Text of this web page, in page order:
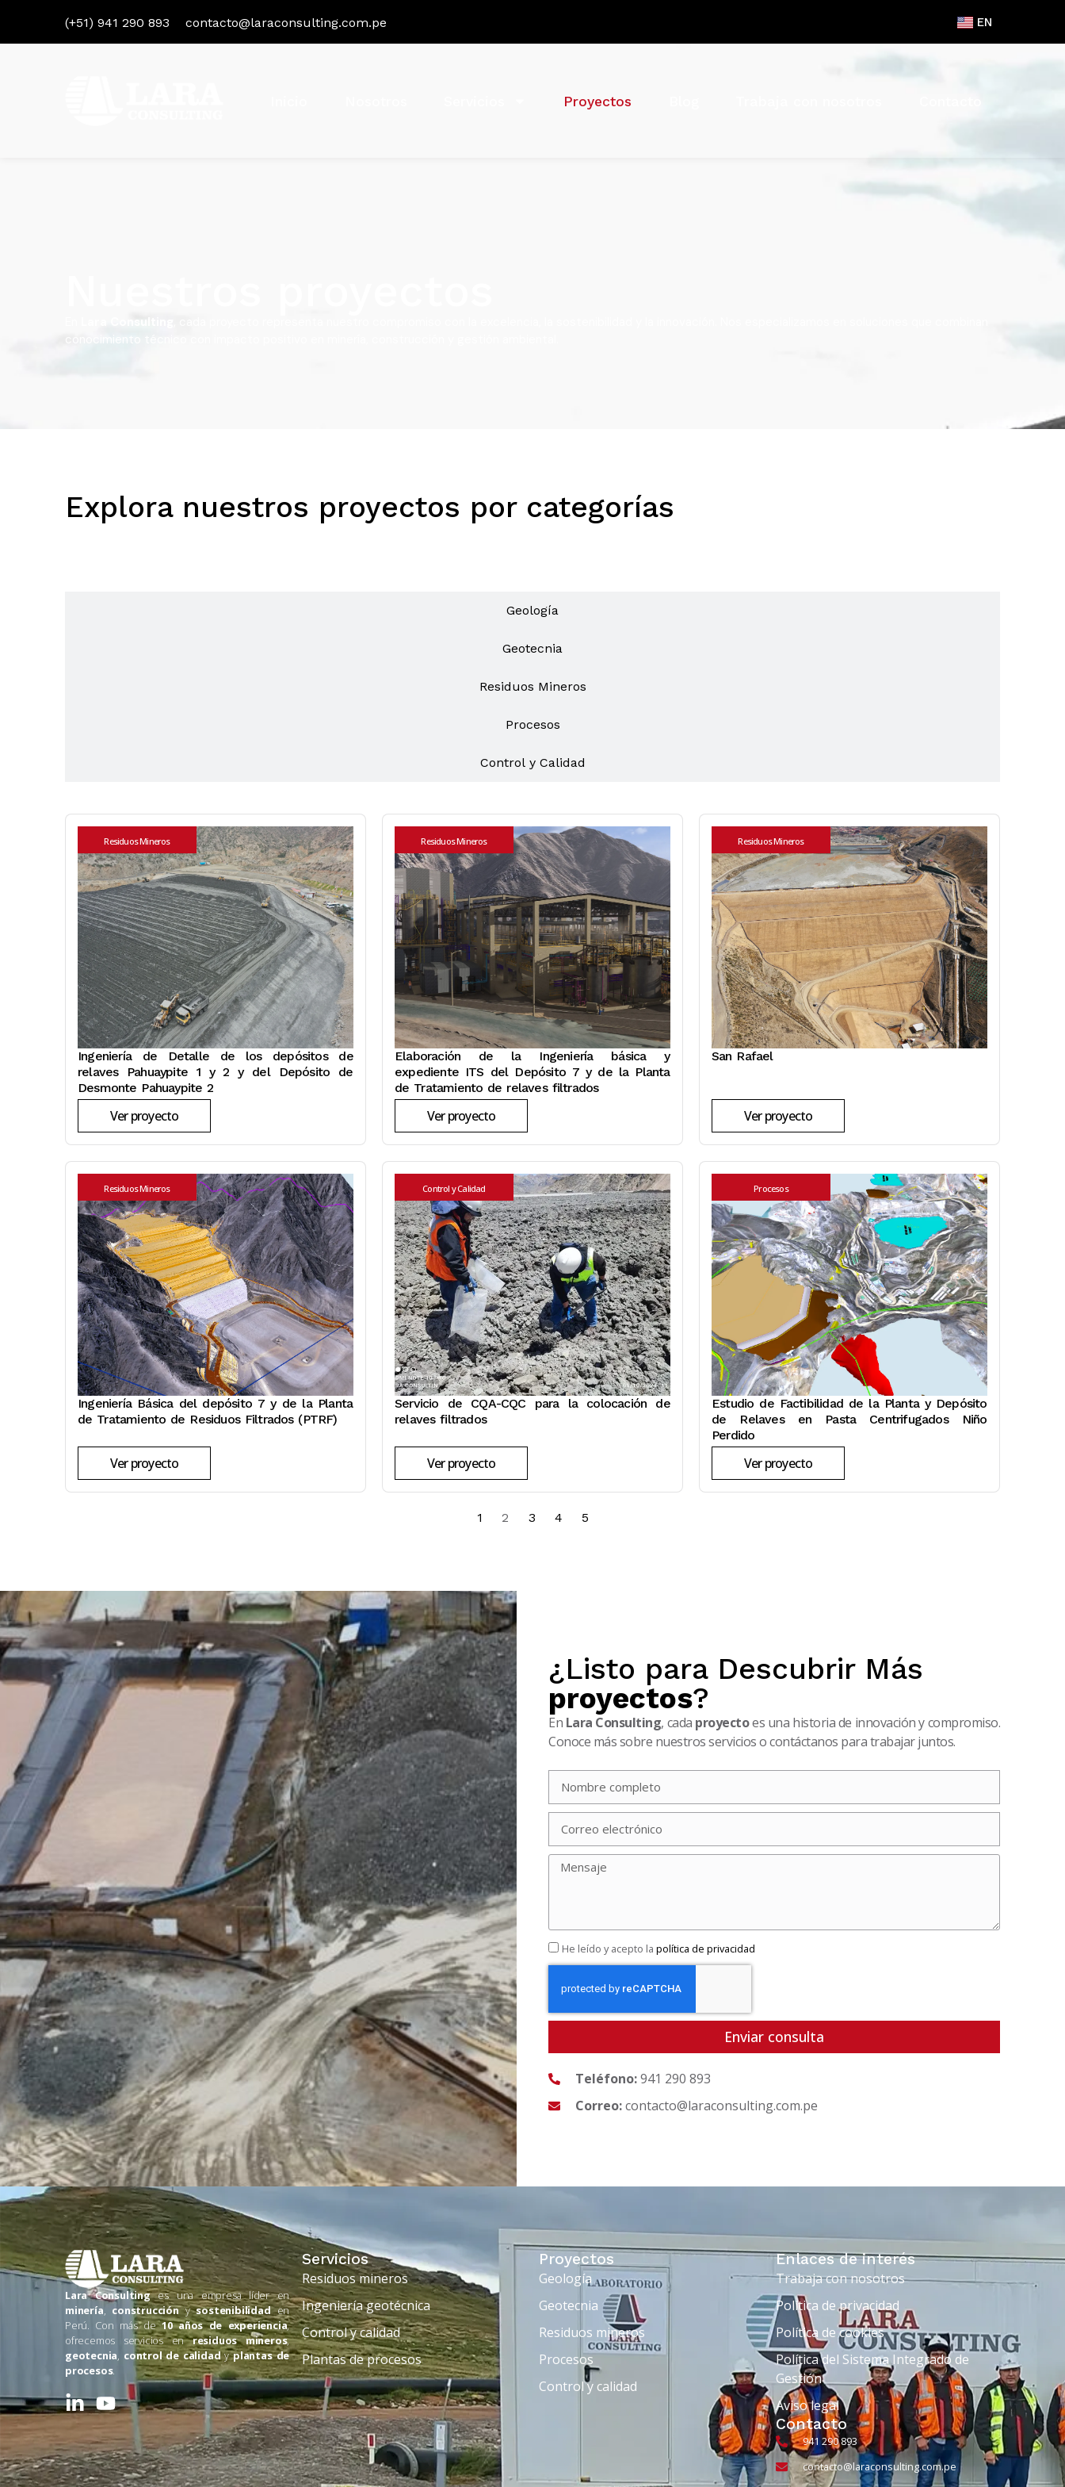
(+51) 941 290 893 contacto@laraconsulting.com.pe EN
Proyectos
Lara Consulting
conocimiento técnico con impacto positivo en minería, construcción y gestión ambiental.
Explora nuestros proyectos por categorías
Geología
Geotecnia
Residuos Mineros
Procesos
Control y Calidad
Residuos Mineros
Ingeniería de Detalle de los depósitos de
relaves Pahuaypite 1 y 2 y del Depósito de
Desmonte Pahuaypite 2
Ver proyecto
Residuos Mineros
Elaboración de la Ingeniería básica y
expediente ITS del Depósito 7 y de la Planta
de Tratamiento de relaves filtrados
Ver proyecto
Residuos Mineros
San Rafael
Ver proyecto
Residuos Mineros
Ingeniería Básica del depósito 7 y de la Planta
de Tratamiento de Residuos Filtrados (PTRF)
Ver proyecto
Control y Calidad
Servicio de CQA-CQC para la colocación de
relaves filtrados
Ver proyecto
Procesos
Estudio de Factibilidad de la Planta y Depósito
de Relaves en Pasta Centrifugados Niño
Perdido
Ver proyecto
1 2 3 4 5
¿Listo para Descubrir Más
proyectos?
En Lara Consulting, cada proyectoes una historia de innovación y compromiso.
Conoce más sobre nuestros servicios o contáctanos para trabajar juntos.
He leído y acepto la política de privacidad
Enviar consulta
Teléfono:941 290 893
Correo:contacto@laraconsulting.com.pe
Lara Consultinges una empresa líder en
minería, construcciónysostenibilidaden
Perú. Con más de10 años de experiencia,
ofrecemos servicios enresiduos mineros,
geotecnia, control de calidadyplantas de
procesos.
Servicios
Residuos mineros
Ingeniería geotécnica
Control y calidad
Plantas de procesos
Proyectos
Geología
Geotecnia
Residuos mineros
Procesos
Control y calidad
Enlaces de interés
Trabaja con nosotros
Política de privacidad
Política de cookies
Política del Sistema Integrado de
Gestión
Aviso legal
Contacto
941 290 893
contacto@laraconsulting.com.pe